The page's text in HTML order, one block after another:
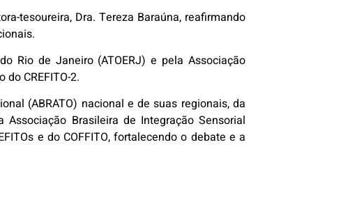
tesoureira, Dra. Tereza Baraúna, reafirmando
Rio de Janeiro (ATOERJ) e pela Associação
CREFITO-2.
(ABRATO) nacional e de suas regionais, da
Associação Brasileira de Integração Sensorial
e do COFFITO, fortalecendo o debate e a